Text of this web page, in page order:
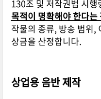
130조 및 저작권법 시
목적이 명확해야 한다는
작물의 종류, 방송 범위,
상금을 산정합니다.
상업용 음반 제작